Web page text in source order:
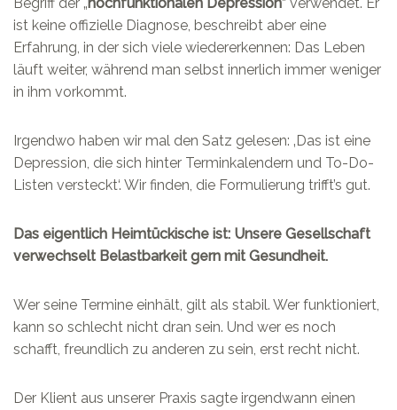
ist keine offizielle Diagnose, beschreibt aber eine
Erfahrung, in der sich viele wiedererkennen: Das Leben
läuft weiter, während man selbst innerlich immer weniger
in ihm vorkommt.
Irgendwo haben wir mal den Satz gelesen: ‚Das ist eine
Depression, die sich hinter Terminkalendern und To-Do-
Listen versteckt‘. Wir finden, die Formulierung trifft’s gut.
Das eigentlich Heimtückische ist: Unsere Gesellschaft
verwechselt Belastbarkeit gern mit Gesundheit.
Wer seine Termine einhält, gilt als stabil. Wer funktioniert,
kann so schlecht nicht dran sein. Und wer es noch
schafft, freundlich zu anderen zu sein, erst recht nicht.
Der Klient aus unserer Praxis sagte irgendwann einen